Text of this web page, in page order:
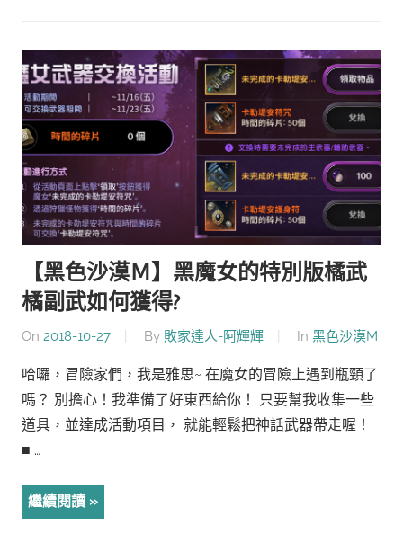
【黑色沙漠Ｍ】黑魔女的特別版橘武
橘副武如何獲得?
On 2018-10-27 By 敗家達人-阿輝輝 In 黑色沙漠M
哈囉，冒險家們，我是雅思~ 在魔女的冒險上遇到瓶頸了
嗎？ 別擔心！我準備了好東西給你！ 只要幫我收集一些
道具，並達成活動項目， 就能輕鬆把神話武器帶走喔！
■ …
繼續閱讀